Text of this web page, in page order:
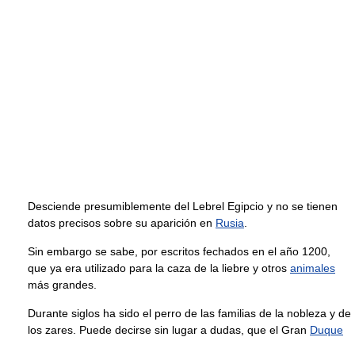
Desciende presumiblemente del Lebrel Egipcio y no se tienen
datos precisos sobre su aparición en Rusia
Sin embargo se sabe, por escritos fechados en el año 1200,
que ya era utilizado para la caza de la liebre y otros animales
más grandes.
Durante siglos ha sido el perro de las familias de la nobleza y de
los zares. Puede decirse sin lugar a dudas, que el Gran Duque